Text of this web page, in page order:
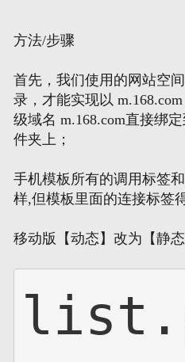
方法/步骤
首先，我们使用的网站空
录，才能实现以
级域名 m.168.com直接绑
件夹上；
手机模板所有的调用标签
样,但模板里面的连接标签
移动版【动态】改为【静态